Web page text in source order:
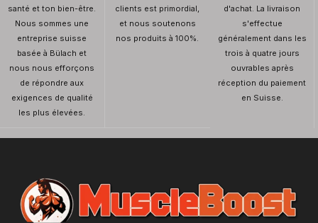
santé et ton bien-être.
Nous sommes une
entreprise suisse
basée à Bülach et
nous nous efforçons
de répondre aux
exigences de qualité
les plus élevées.
clients est primordial,
et nous soutenons
nos produits à 100%.
d'achat. La livraison
s'effectue
généralement dans les
trois à quatre jours
ouvrables après
réception du paiement
en Suisse.